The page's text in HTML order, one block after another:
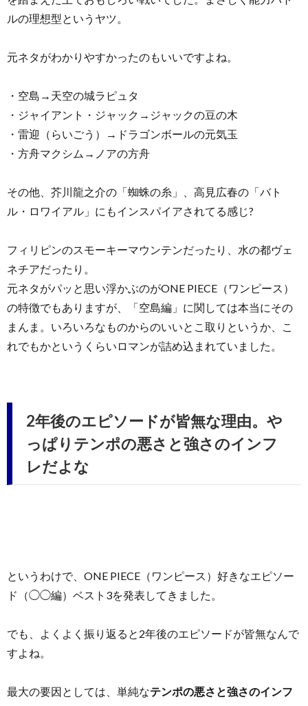
ルの理想型というヤツ。
元ネタがわかりやすかったのもいいですよね。
・空島→天空の城ラピュタ
・ジャイアント・ジャック→ジャックの豆の木
・雷迎（らいごう）→ドラゴンボールの元気玉
・方舟マクシム→ノアの方舟
その他、芥川龍之介の「蜘蛛の糸」、高見広春の「バト
ル・ロワイアル」にもインスパイアされてる感じ?
フィリピンのスモーキーマウンテンだったり、水の都ヴェ
ネチアだったり。
元ネタがパッと思い浮かぶのがONE PIECE（ワンピース）
の特徴でもありますが、「空島編」に関しては本当にその
まんま。いろいろなものからのいいとこ取りというか、こ
れでもかというくらいロマンが詰め込まれていました。
2年後のエピソードが皆無な理由。や
っぱりテンポの悪さと強さのインフ
レだよな
というわけで、ONE PIECE（ワンピース）好きなエピソー
ド（◯◯編）ベスト3を発表してきました。
でも、よくよく振り返ると2年後のエピソードが皆無なんで
すよね。
最大の要因としては、単純なテンポの悪さと強さのインフ